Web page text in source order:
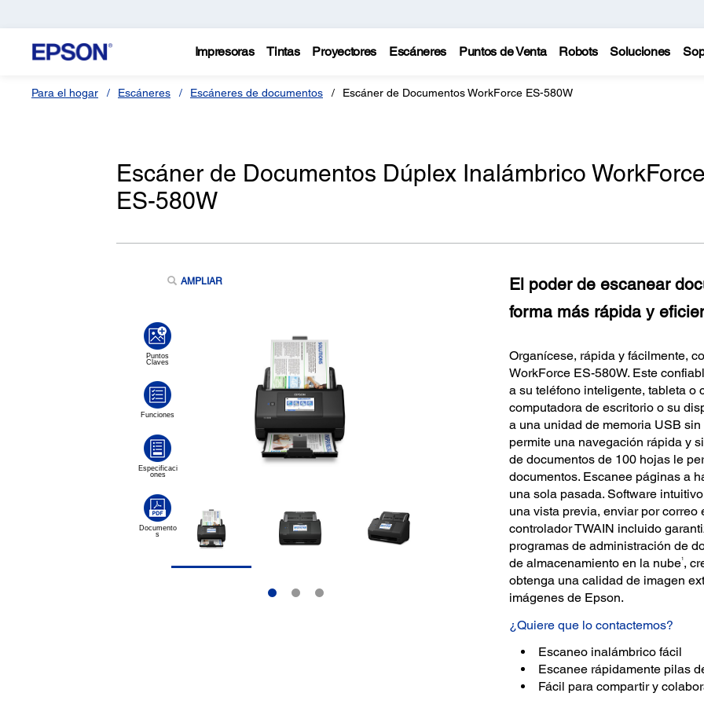
Impresoras Tintas Proyectores Escáneres Puntos de Venta Robots Soluciones
Para el hogar Escáneres Escáneres de documentos Escáner de Documentos WorkForce ES-580W
Escáner de Documentos Dúplex Inalámbrico
ES-580W
AMPLIAR
El poder de escanear
forma más rápida y
Organícese, rápida y fácilmente,
WorkForce ES-580W. Este
a su teléfono inteligente, tableta o
computadora de escritorio o su
a una unidad de memoria USB
permite una navegación rápida y
de documentos de 100 hojas le
documentos. Escanee páginas a
una sola pasada. Software
una vista previa, enviar por
controlador TWAIN incluido
programas de administración de
de almacenamiento en la nube1,
obtenga una calidad de imagen
imágenes de Epson.
¿Quiere que lo contactemos?
Escaneo inalámbrico fácil
Escanee rápidamente pilas
Fácil para compartir y